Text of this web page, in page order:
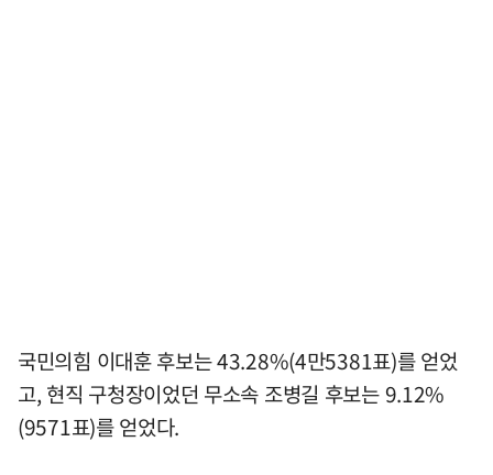
국민의힘 이대훈 후보는 43.28%(4만5381표)를 얻었
고, 현직 구청장이었던 무소속 조병길 후보는 9.12%
(9571표)를 얻었다.